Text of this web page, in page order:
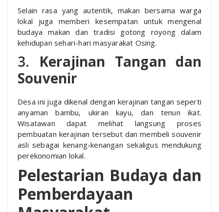
Selain rasa yang autentik, makan bersama warga
lokal juga memberi kesempatan untuk mengenal
budaya makan dan tradisi gotong royong dalam
kehidupan sehari-hari masyarakat Osing.
3. Kerajinan Tangan dan
Souvenir
Desa ini juga dikenal dengan kerajinan tangan seperti
anyaman bambu, ukiran kayu, dan tenun ikat.
Wisatawan dapat melihat langsung proses
pembuatan kerajinan tersebut dan membeli souvenir
asli sebagai kenang-kenangan sekaligus mendukung
perekonomian lokal.
Pelestarian Budaya dan
Pemberdayaan